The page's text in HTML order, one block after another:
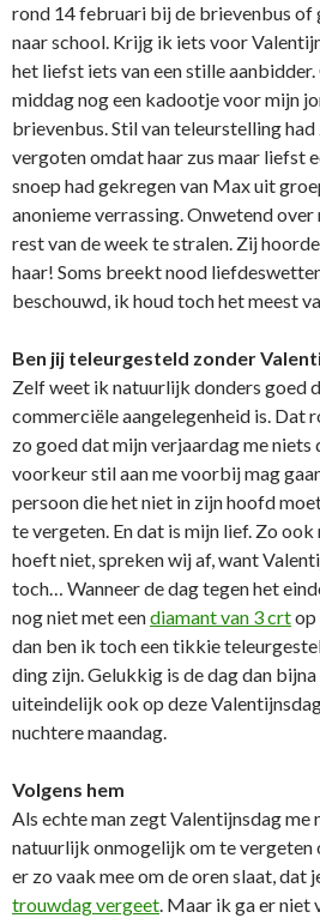
rond 14 februari bij de brievenbus of
naar school. Krijg ik iets voor
het liefst iets van een stille
middag nog een kadootje voor mijn
brievenbus. Stil van teleurstelling
vergoten omdat haar zus maar liefst
snoep had gekregen van Max uit
anonieme verrassing. Onwetend
rest van de week te stralen. Zij
haar! Soms breekt nood
beschouwd, ik houd toch het meest
Ben jij teleurgesteld zonder
Zelf weet ik natuurlijk donders goed
commerciële aangelegenheid is. Dat
zo goed dat mijn verjaardag me niets
voorkeur stil aan me voorbij mag
persoon die het niet in zijn hoofd
te vergeten. En dat is mijn lief. Zo
hoeft niet, spreken wij af, want
toch… Wanneer de dag tegen het
nog niet met eendiamant van 3 crtop
dan ben ik toch een tikkie
ding zijn. Gelukkig is de dag dan
uiteindelijk ook op deze
nuchtere maandag.
Volgens hem
Als echte man zegt Valentijnsdag me
natuurlijk onmogelijk om te vergeten
er zo vaak mee om de oren slaat, dat
trouwdag vergeet. Maar ik ga er niet